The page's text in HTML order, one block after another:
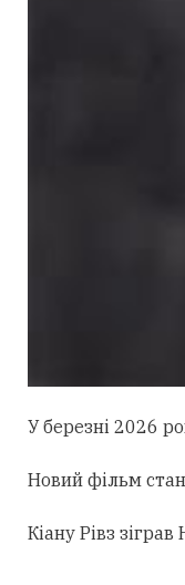
У березні 2026
Новий фільм
Кіану Рівз